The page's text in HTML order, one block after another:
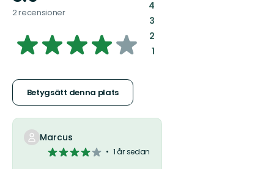
2 recensioner
3.9392666157372043
5
stjärnor
Betygsätt denna plats
4:
3:
2:
1:
Marcus
4
1 år sedan